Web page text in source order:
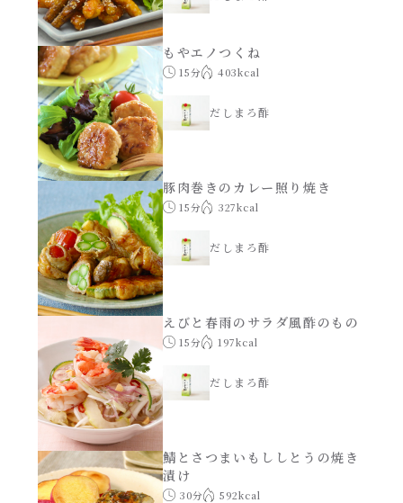
もやエノつくね
15分 403kcal
だしまろ酢
豚肉巻きのカレー照り焼き
15分 327kcal
だしまろ酢
えびと春雨のサラダ風酢のもの
15分 197kcal
だしまろ酢
鯖とさつまいもししとうの焼き
漬け
30分 592kcal